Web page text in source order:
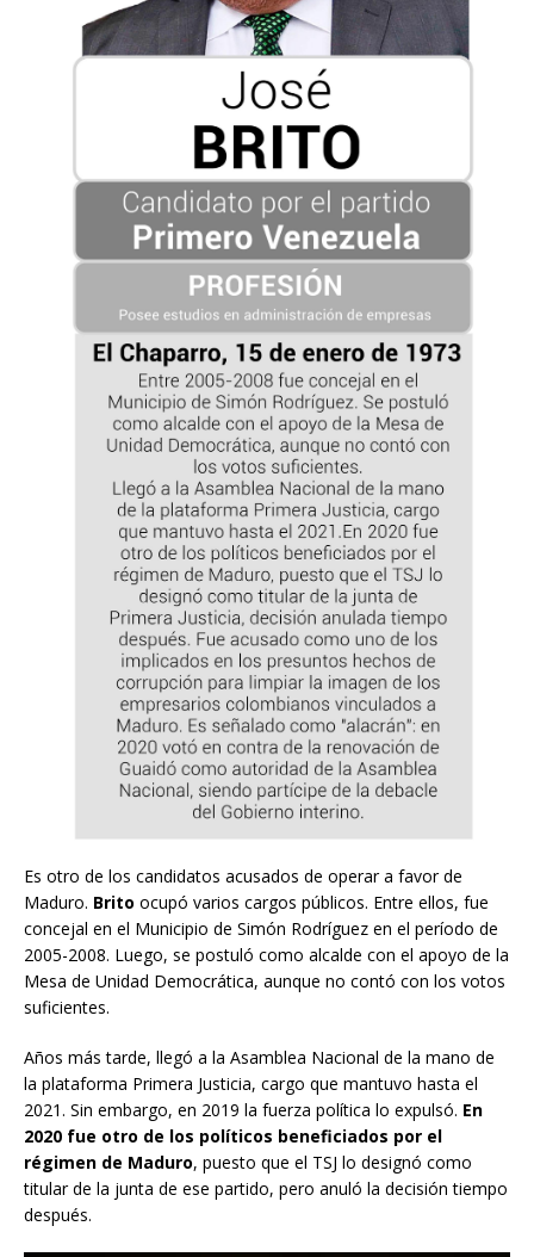
Es otro de los candidatos acusados de operar a favor de
Maduro. Brito ocupó varios cargos públicos. Entre ellos, fue
concejal en el Municipio de Simón Rodríguez en el período de
2005-2008. Luego, se postuló como alcalde con el apoyo de la
Mesa de Unidad Democrática, aunque no contó con los votos
suficientes.
Años más tarde, llegó a la Asamblea Nacional de la mano de
la plataforma Primera Justicia, cargo que mantuvo hasta el
2021. Sin embargo, en 2019 la fuerza política lo expulsó. En
2020 fue otro de los políticos beneficiados por el
régimen de Maduro, puesto que el TSJ lo designó como
titular de la junta de ese partido, pero anuló la decisión tiempo
después.